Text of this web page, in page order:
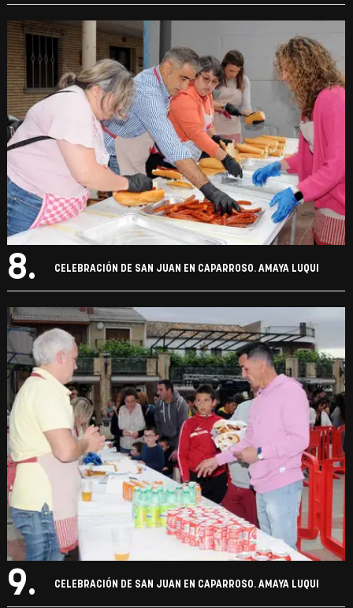
8. CELEBRACIÓN DE SAN JUAN EN CAPARROSO. AMAYA LUQUI
9. CELEBRACIÓN DE SAN JUAN EN CAPARROSO. AMAYA LUQUI